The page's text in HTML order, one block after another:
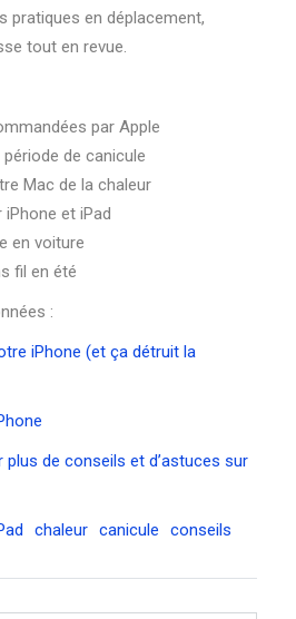
pratiques en déplacement,
tout en revue.
par Apple
de canicule
Mac de la chaleur
et iPad
en voiture
fil en été
:
iPhone (et ça détruit la
de conseils et d’astuces sur
chaleur canicule conseils